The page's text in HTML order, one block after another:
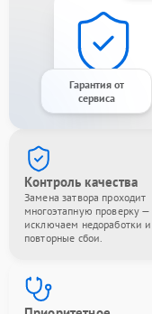
Гарантия от
сервиса
Контроль качества
Замена затвора проходит
многоэтапную проверку —
исключаем недоработки и
повторные сбои.